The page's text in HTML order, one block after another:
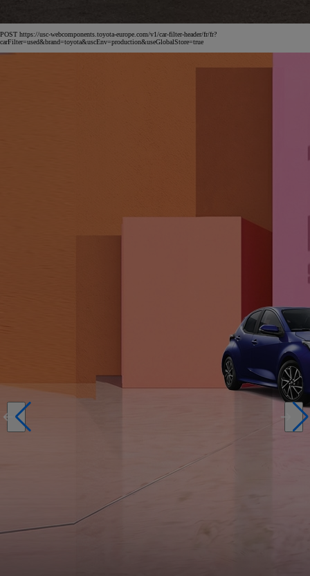
POST https://usc-webcomponents.toyota-europe.com/v1/car-filter-header/fr/fr?
carFilter=used&brand=toyota&uscEnv=production&useGlobalStore=true